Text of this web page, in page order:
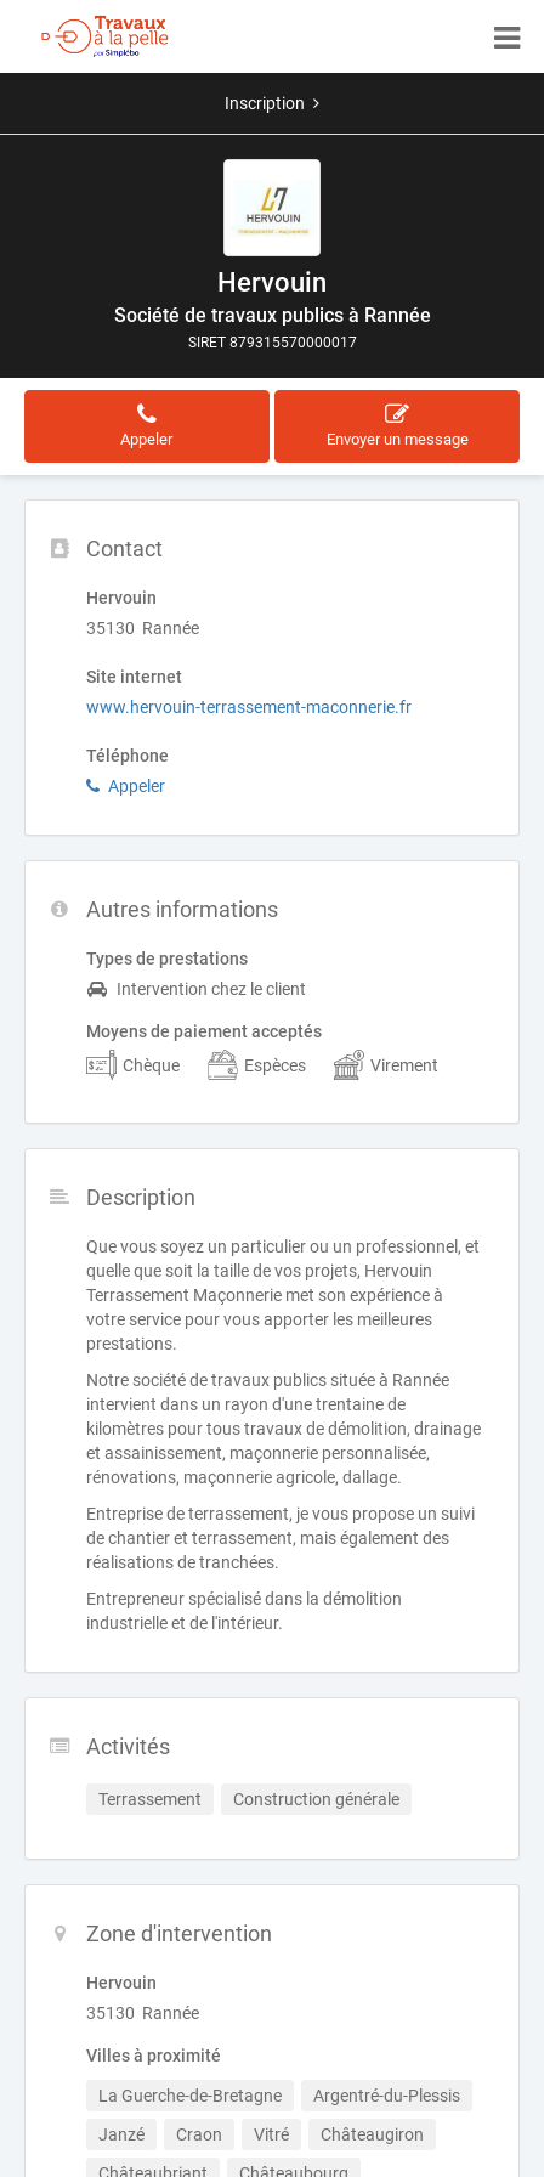
Inscription
Hervouin
Société de travaux publics à Rannée
SIRET 879315570000017
Appeler Envoyer un message
Contact
Hervouin
35130 Rannée
Site internet
www.hervouin-terrassement-maconnerie.fr
Téléphone
Appeler
Autres informations
Types de prestations
Intervention chez le client
Moyens de paiement acceptés
Chèque
Espèces Virement
Description
Que vous soyez un particulier ou un professionnel, et
quelle que soit la taille de vos projets, Hervouin
Terrassement Maçonnerie met son expérience à
votre service pour vous apporter les meilleures
prestations.
Notre société de travaux publics située à Rannée
intervient dans un rayon d'une trentaine de
kilomètres pour tous travaux de démolition, drainage
et assainissement, maçonnerie personnalisée,
rénovations, maçonnerie agricole, dallage.
Entreprise de terrassement, je vous propose un suivi
de chantier et terrassement, mais également des
réalisations de tranchées.
Entrepreneur spécialisé dans la démolition
industrielle et de l'intérieur.
Activités
Terrassement Construction générale
Zone d'intervention
Hervouin
35130 Rannée
Villes à proximité
La Guerche-de-Bretagne
Argentré-du-Plessis
Janzé
Craon Vitré
Châteaugiron